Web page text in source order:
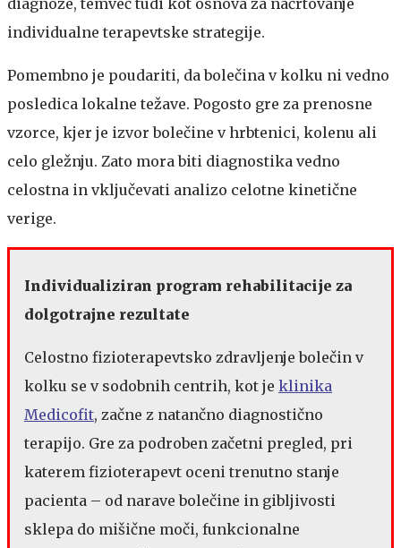
diagnoze, temveč tudi kot osnova za načrtovanje
individualne terapevtske strategije.
Pomembno je poudariti, da bolečina v kolku ni vedno
posledica lokalne težave. Pogosto gre za prenosne
vzorce, kjer je izvor bolečine v hrbtenici, kolenu ali
celo gležnju. Zato mora biti diagnostika vedno
celostna in vključevati analizo celotne kinetične
verige.
Individualiziran program rehabilitacije za
dolgotrajne rezultate
Celostno fizioterapevtsko zdravljenje bolečin v
kolku se v sodobnih centrih, kot je klinika
Medicofit, začne z natančno diagnostično
terapijo. Gre za podroben začetni pregled, pri
katerem fizioterapevt oceni trenutno stanje
pacienta – od narave bolečine in gibljivosti
sklepa do mišične moči, funkcionalne